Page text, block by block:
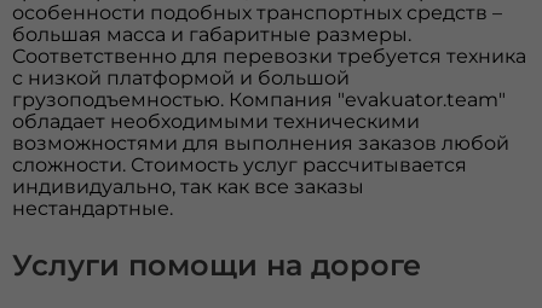
особенности подобных транспортных средств –
большая масса и габаритные размеры.
Соответственно для перевозки требуется техника
с низкой платформой и большой
грузоподъемностью. Компания "evakuator.team"
обладает необходимыми техническими
возможностями для выполнения заказов любой
сложности. Стоимость услуг рассчитывается
индивидуально, так как все заказы
нестандартные.
Услуги помощи на дороге